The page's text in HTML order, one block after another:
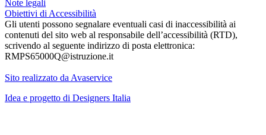
Note legali
Obiettivi di Accessibilità
Gli utenti possono segnalare eventuali casi di inaccessibilità ai
contenuti del sito web al responsabile dell’accessibilità (RTD),
scrivendo al seguente indirizzo di posta elettronica:
RMPS65000Q@istruzione.it
Sito realizzato da Avaservice
Idea e progetto di Designers Italia